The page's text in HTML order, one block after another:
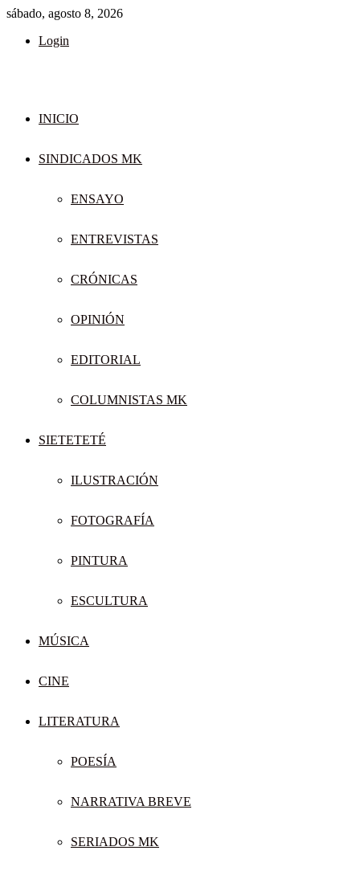
sábado, agosto 8, 2026
Login
INICIO
SINDICADOS MK
ENSAYO
ENTREVISTAS
CRÓNICAS
OPINIÓN
EDITORIAL
COLUMNISTAS MK
SIETETETÉ
ILUSTRACIÓN
FOTOGRAFÍA
PINTURA
ESCULTURA
MÚSICA
CINE
LITERATURA
POESÍA
NARRATIVA BREVE
SERIADOS MK